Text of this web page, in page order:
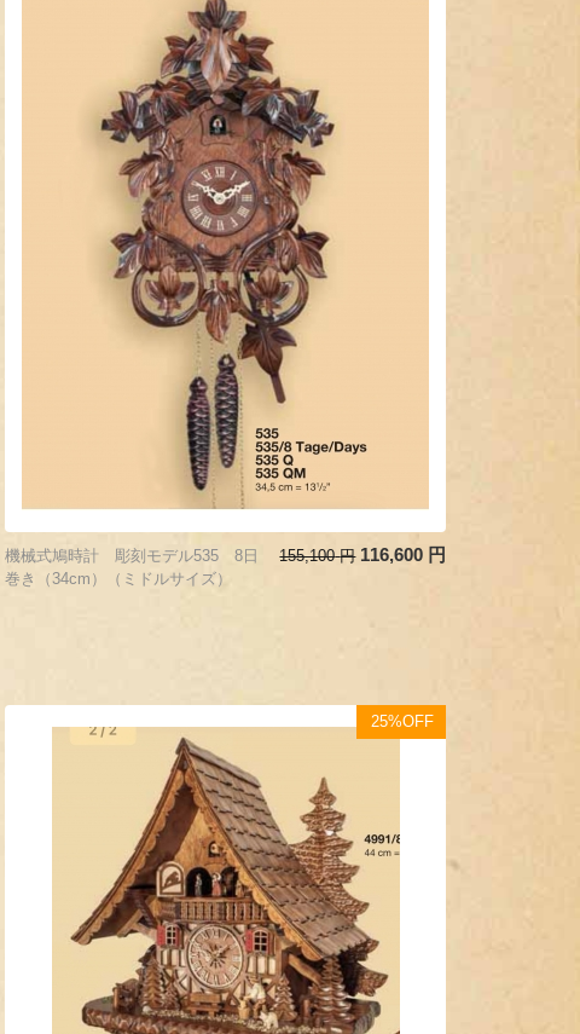
機械式鳩時計 彫刻モデル535 8日
巻き（34cm）（ミドルサイズ）
155,100 円 116,600 円
25%OFF